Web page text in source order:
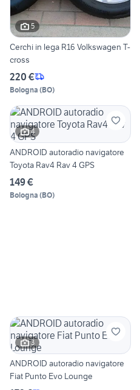
5
Cerchi in lega R16 Volkswagen T-
cross
220 €
Bologna (BO)
4
ANDROID autoradio navigatore
Toyota Rav4 Rav 4 GPS
149 €
Bologna (BO)
3
ANDROID autoradio navigatore
Fiat Punto Evo Lounge